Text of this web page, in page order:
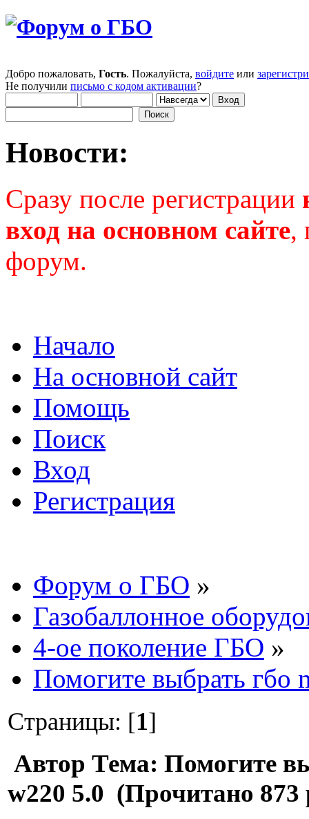
Добро пожаловать, Гость. Пожалуйста, войдите или
Не получили письмо с кодом активации?
Новости:
Сразу после регистрации
вход на основном сайте,
форум.
Начало
На основной сайт
Помощь
Поиск
Вход
Регистрация
Форум о ГБО »
Газобаллонное
4-ое поколение ГБО »
Помогите выбрать гбо
Страницы: [1]
Автор Тема: Помогите
w220 5.0 (Прочитано 873